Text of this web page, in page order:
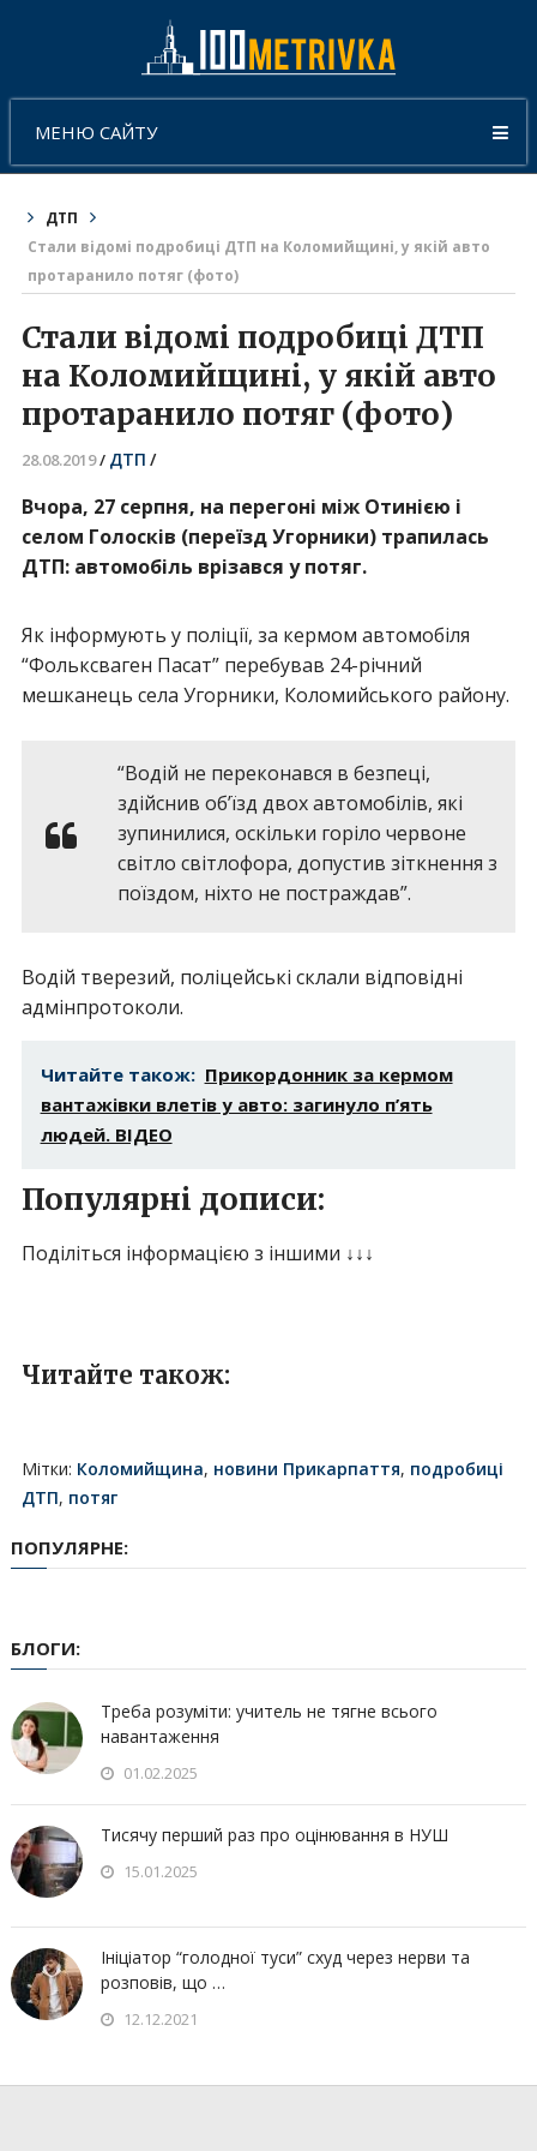
МЕНЮ САЙТУ
ДТП
Стали відомі подробиці ДТП на Коломийщині, у якій авто
протаранило потяг (фото)
Стали відомі подробиці ДТП
на Коломийщині, у якій авто
протаранило потяг (фото)
28.08.2019/ ДТП /
Вчора, 27 серпня, на перегоні між Отинією і
селом Голосків (переїзд Угорники) трапилась
ДТП: автомобіль врізався у потяг.
Як інформують у поліції, за кермом автомобіля
“Фольксваген Пасат” перебував 24-річний
мешканець села Угорники, Коломийського району.
“Водій не переконався в безпеці,
здійснив об’їзд двох автомобілів, які
зупинилися, оскільки горіло червоне
світло світлофора, допустив зіткнення з
поїздом, ніхто не постраждав”.
Водій тверезий, поліцейські склали відповідні
адмінпротоколи.
Читайте також: Прикордонник за кермом
вантажівки влетів у авто: загинуло п’ять
людей. ВІДЕО
Популярні дописи:
Поділіться інформацією з іншими ↓↓↓
Читайте також:
Мітки: Коломийщина, новини Прикарпаття, подробиці
ДТП, потяг
ПОПУЛЯРНЕ:
БЛОГИ:
Треба розуміти: учитель не тягне всього
навантаження
01.02.2025
Тисячу перший раз про оцінювання в НУШ
15.01.2025
Ініціатор “голодної туси” схуд через нерви та
розповів, що …
12.12.2021